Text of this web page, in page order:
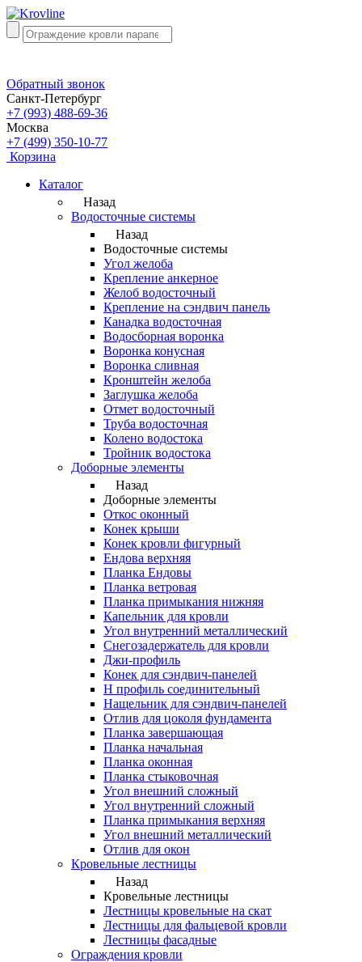
Обратный звонок
Санкт-Петербург
+7 (993) 488-69-36
Москва
+7 (499) 350-10-77
Корзина
Каталог
Назад
Водосточные системы
Назад
Водосточные системы
Угол желоба
Крепление анкерное
Желоб водосточный
Крепление на сэндвич панель
Канадка водосточная
Водосборная воронка
Воронка конусная
Воронка сливная
Кронштейн желоба
Заглушка желоба
Отмет водосточный
Труба водосточная
Колено водостока
Тройник водостока
Доборные элементы
Назад
Доборные элементы
Откос оконный
Конек крыши
Конек кровли фигурный
Ендова верхняя
Планка Ендовы
Планка ветровая
Планка примыкания нижняя
Капельник для кровли
Угол внутренний металлический
Снегозадержатель для кровли
Джи-профиль
Конек для сэндвич-панелей
Н профиль соединительный
Нащельник для сэндвич-панелей
Отлив для цоколя фундамента
Планка завершающая
Планка начальная
Планка оконная
Планка стыковочная
Угол внешний сложный
Угол внутренний сложный
Планка примыкания верхняя
Угол внешний металлический
Отлив для окон
Кровельные лестницы
Назад
Кровельные лестницы
Лестницы кровельные на скат
Лестницы для фальцевой кровли
Лестницы фасадные
Ограждения кровли